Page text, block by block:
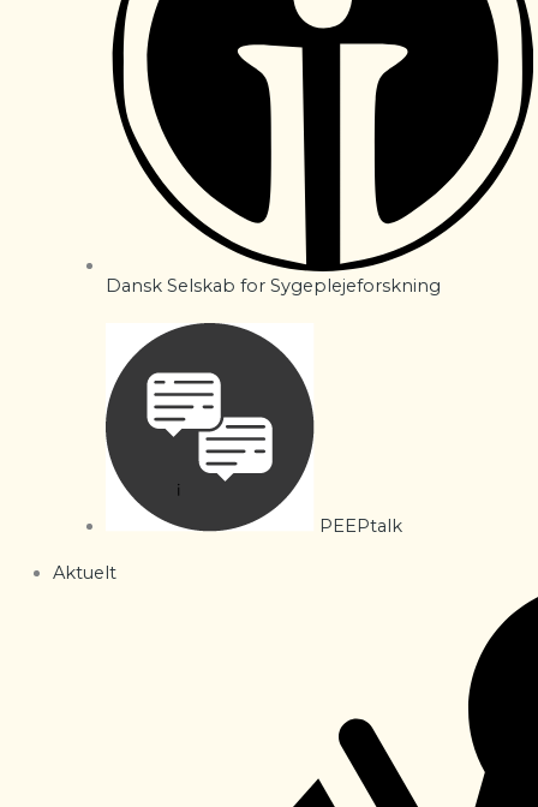
Dansk Selskab for Sygeplejeforskning
PEEPtalk
Aktuelt